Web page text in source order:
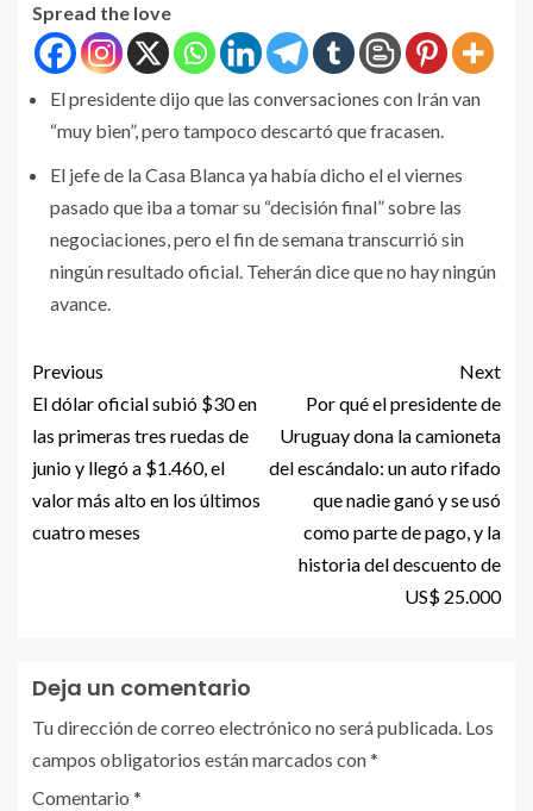
Spread the love
El presidente dijo que las conversaciones con Irán van
“muy bien”, pero tampoco descartó que fracasen.
El jefe de la Casa Blanca ya había dicho el el viernes
pasado que iba a tomar su “decisión final” sobre las
negociaciones, pero el fin de semana transcurrió sin
ningún resultado oficial. Teherán dice que no hay ningún
avance.
Previous
El dólar oficial subió $30 en
las primeras tres ruedas de
junio y llegó a $1.460, el
valor más alto en los últimos
cuatro meses
Next
Por qué el presidente de
Uruguay dona la camioneta
del escándalo: un auto rifado
que nadie ganó y se usó
como parte de pago, y la
historia del descuento de
US$ 25.000
Deja un comentario
Tu dirección de correo electrónico no será publicada. Los
campos obligatorios están marcados con*
Comentario *